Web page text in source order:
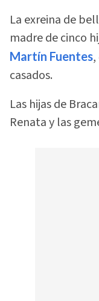
La exreina de
madre de cinco
Martín Fuentes
casados.
Las hijas de
Renata y las